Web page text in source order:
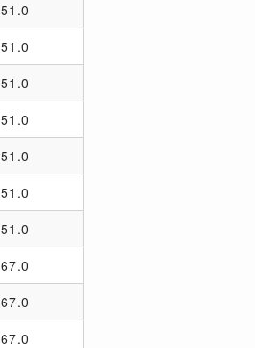
51.0
51.0
51.0
51.0
51.0
51.0
51.0
67.0
67.0
67.0